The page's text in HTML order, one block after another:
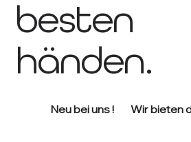
besten
händen.
Neu bei uns ! Wir bieten